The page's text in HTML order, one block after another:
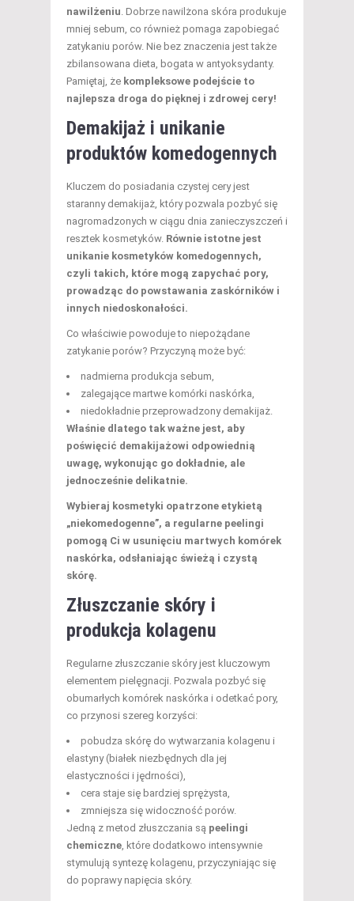
nawilżeniu. Dobrze nawilżona skóra produkuje
mniej sebum, co również pomaga zapobiegać
zatykaniu porów. Nie bez znaczenia jest także
zbilansowana dieta, bogata w antyoksydanty.
Pamiętaj, że kompleksowe podejście to
najlepsza droga do pięknej i zdrowej cery!
Demakijaż i unikanie
produktów komedogennych
Kluczem do posiadania czystej cery jest
staranny demakijaż, który pozwala pozbyć się
nagromadzonych w ciągu dnia zanieczyszczeń i
resztek kosmetyków. Równie istotne jest
unikanie kosmetyków komedogennych,
czyli takich, które mogą zapychać pory,
prowadząc do powstawania zaskórników i
innych niedoskonałości.
Co właściwie powoduje to niepożądane
zatykanie porów? Przyczyną może być:
nadmierna produkcja sebum,
zalegające martwe komórki naskórka,
niedokładnie przeprowadzony demakijaż.
Właśnie dlatego tak ważne jest, aby
poświęcić demakijażowi odpowiednią
uwagę, wykonując go dokładnie, ale
jednocześnie delikatnie.
Wybieraj kosmetyki opatrzone etykietą
„niekomedogenne”, a regularne peelingi
pomogą Ci w usunięciu martwych komórek
naskórka, odsłaniając świeżą i czystą
skórę.
Złuszczanie skóry i
produkcja kolagenu
Regularne złuszczanie skóry jest kluczowym
elementem pielęgnacji. Pozwala pozbyć się
obumarłych komórek naskórka i odetkać pory,
co przynosi szereg korzyści:
pobudza skórę do wytwarzania kolagenu i
elastyny (białek niezbędnych dla jej
elastyczności i jędrności),
cera staje się bardziej sprężysta,
zmniejsza się widoczność porów.
Jedną z metod złuszczania są peelingi
chemiczne, które dodatkowo intensywnie
stymulują syntezę kolagenu, przyczyniając się
do poprawy napięcia skóry.